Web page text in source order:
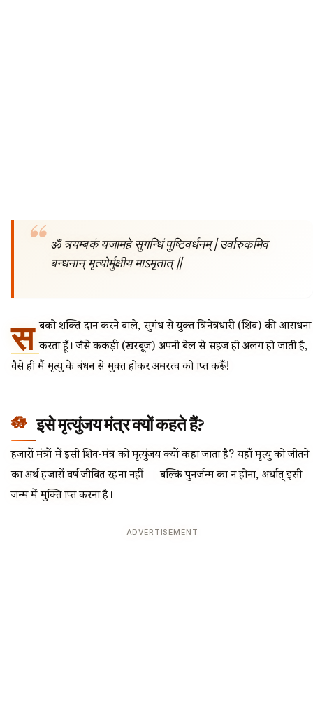
ॐ त्र्यम्बकं यजामहे सुगन्धिं पुष्टिवर्धनम् | उर्वारुकमिव
बन्धनान् मृत्योर्मुक्षीय माऽमृतात् ||
स बको शक्ति प्रदान करने वाले, सुगंध से युक्त त्रिनेत्रधारी (शिव) की आराधना
करता हूँ। जैसे ककड़ी (खरबूज) अपनी बेल से सहज ही अलग हो जाती है,
वैसे ही मैं मृत्यु के बंधन से मुक्त होकर अमरत्व को प्राप्त करूँ!
इसे मृत्युंजय मंत्र क्यों कहते हैं?
हजारों मंत्रों में इसी शिव-मंत्र को मृत्युंजय क्यों कहा जाता है? यहाँ मृत्यु को जीतने
का अर्थ हजारों वर्ष जीवित रहना नहीं — बल्कि पुनर्जन्म का न होना, अर्थात् इसी
जन्म में मुक्ति प्राप्त करना है।
ADVERTISEMENT